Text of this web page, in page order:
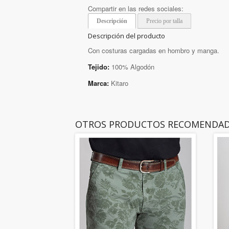
Compartir en las redes sociales:
Descripción Precio por talla
Descripción del producto
Con costuras cargadas en hombro y manga.
Tejido: 100% Algodón
Marca: Kitaro
OTROS PRODUCTOS